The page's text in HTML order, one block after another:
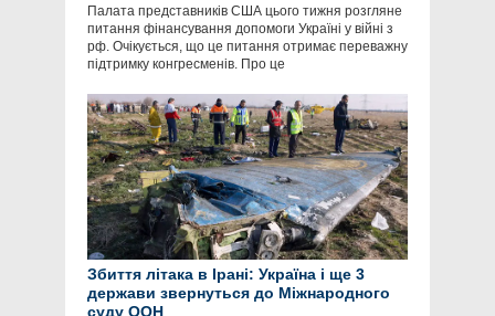
Палата представників США цього тижня розгляне
питання фінансування допомоги Україні у війні з
рф. Очікується, що це питання отримає переважну
підтримку конгресменів. Про це
Збиття літака в Ірані: Україна і ще 3
держави звернуться до Міжнародного
суду ООН